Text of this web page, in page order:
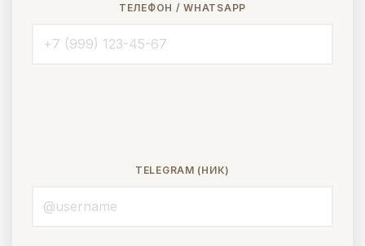
ТЕЛЕФОН / WHATSAPP
TELEGRAM (НИК)